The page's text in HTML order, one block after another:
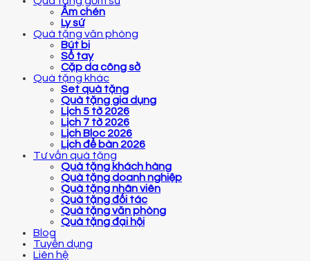
Ấm chén
Ly sứ
Quà tặng văn phòng
Bút bi
Sổ tay
Cặp da công sở
Quà tặng khác
Set quà tặng
Quà tặng gia dụng
Lịch 5 tờ 2026
Lịch 7 tờ 2026
Lịch Bloc 2026
Lịch để bàn 2026
Tư vấn quà tặng
Quà tặng khách hàng
Quà tặng doanh nghiệp
Quà tặng nhân viên
Quà tặng đối tác
Quà tặng văn phòng
Quà tặng đại hội
Blog
Tuyển dụng
Liên hệ